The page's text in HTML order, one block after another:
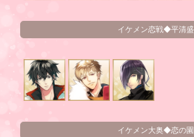
イケメン恋戦◆平清盛
イケメン大奥◆恋の園